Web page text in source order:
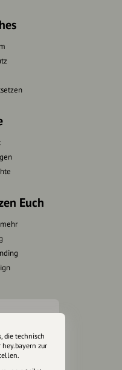
Euch
Plattform
von
die technisch
zur